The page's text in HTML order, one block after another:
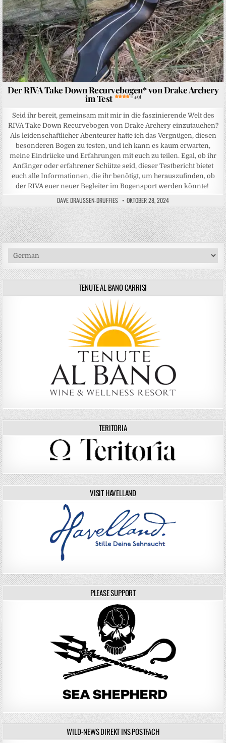
Der RIVA Take Down Recurvebogen* von Drake Archery
im Test 4 (1)
Seid ihr bereit, gemeinsam mit mir in die faszinierende Welt des
RIVA Take Down Recurvebogen von Drake Archery einzutauchen?
Als leidenschaftlicher Abenteurer hatte ich das Vergnügen, diesen
besonderen Bogen zu testen, und ich kann es kaum erwarten,
meine Eindrücke und Erfahrungen mit euch zu teilen. Egal, ob ihr
Anfänger oder erfahrener Schütze seid, dieser Testbericht bietet
euch alle Informationen, die ihr benötigt, um herauszufinden, ob
der RIVA euer neuer Begleiter im Bogensport werden könnte!
DAVE DRAUSSEN-DRUFFIES OKTOBER 28, 2024
TENUTE AL BANO CARRISI
TERITORIA
VISIT HAVELLAND
PLEASE SUPPORT
WILD-NEWS DIREKT INS POSTFACH